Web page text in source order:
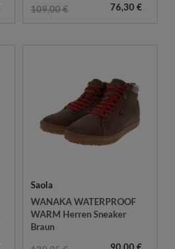
109,00 € 76,30 €
Saola
WANAKA WATERPROOF
WARM Herren Sneaker
Braun